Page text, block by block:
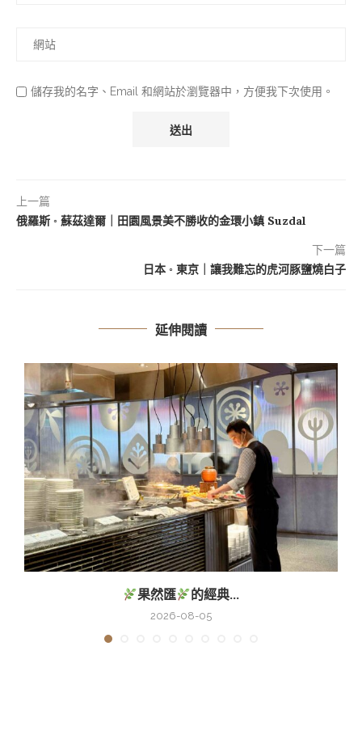
儲存我的名字、Email 和網站於瀏覽器中，方便我下次使用。
上一篇
俄羅斯 ◦ 蘇茲達爾｜田園風景美不勝收的金環小鎮 Suzdal
下一篇
日本 ◦ 東京｜讓我難忘的虎河豚鹽燒白子
延伸閱讀
果然匯 的經典...
2026-08-05